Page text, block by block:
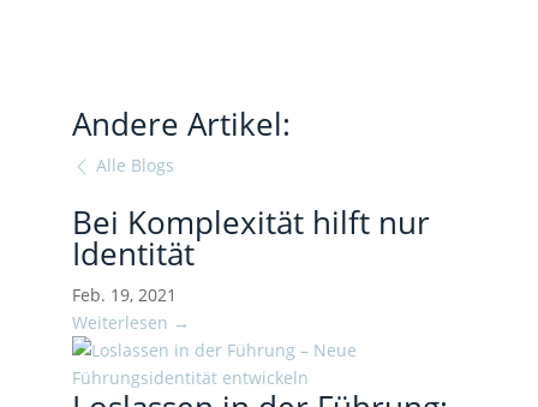
Andere Artikel:
Alle Blogs
Bei Komplexität hilft nur
Identität
Feb. 19, 2021
Weiterlesen →